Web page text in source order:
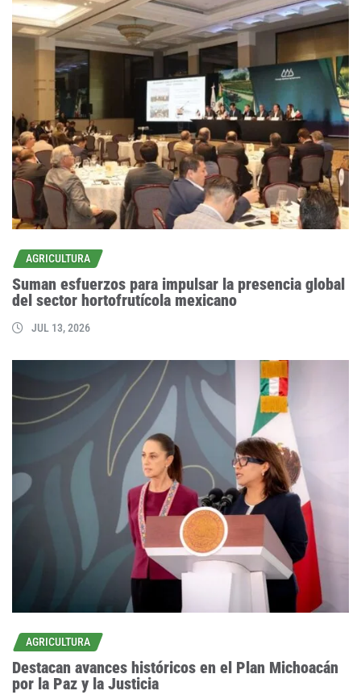
AGRICULTURA
Suman esfuerzos para impulsar la presencia global
del sector hortofrutícola mexicano
JUL 13, 2026
AGRICULTURA
Destacan avances históricos en el Plan Michoacán
por la Paz y la Justicia